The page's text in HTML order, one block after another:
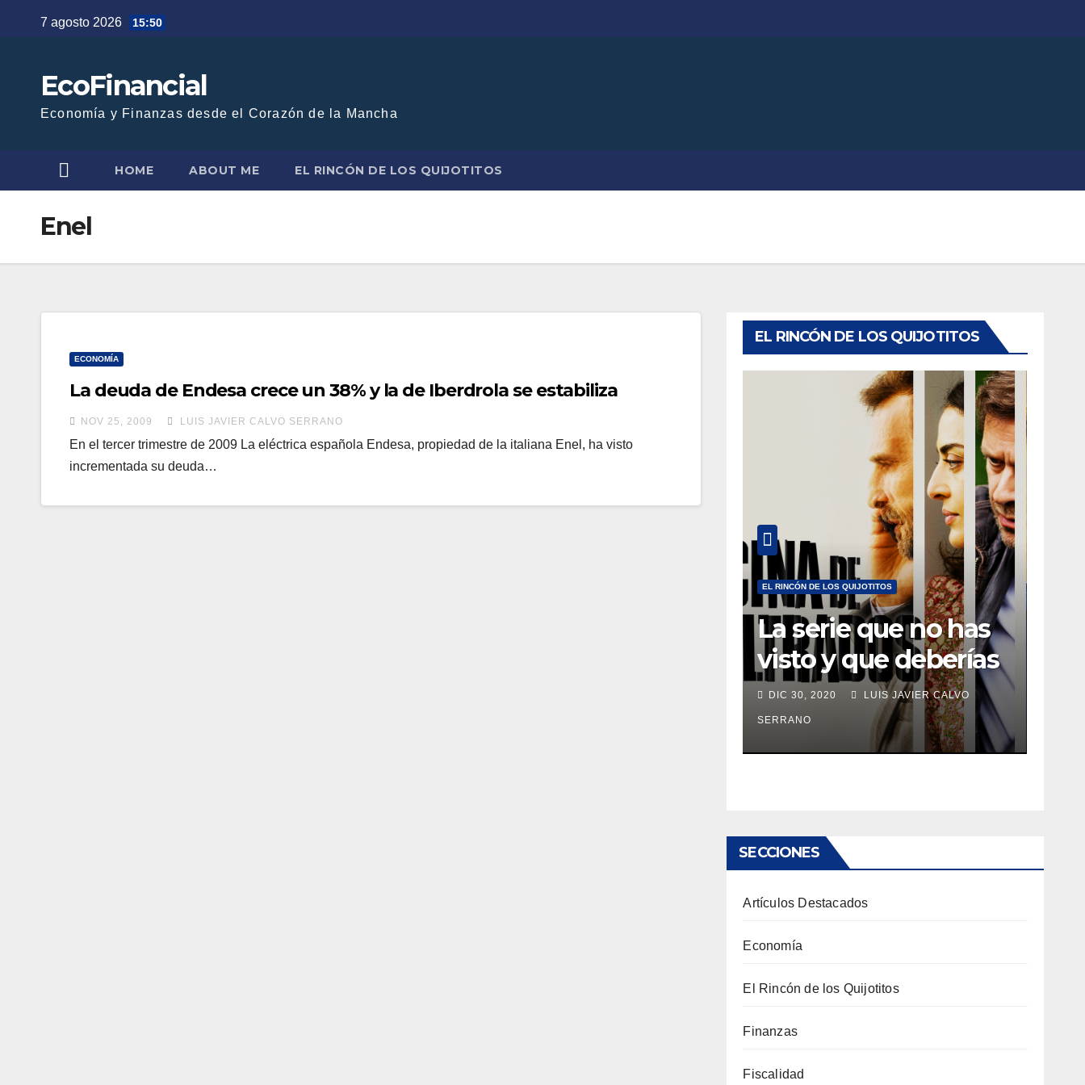
7 agosto 2026 15:50
EcoFinancial
Economía y Finanzas desde el Corazón de la Mancha
HOME ABOUT ME EL RINCÓN DE LOS QUIJOTITOS
Enel
ECONOMÍA
La deuda de Endesa crece un 38% y la de Iberdrola se estabiliza
NOV 25, 2009 LUIS JAVIER CALVO SERRANO
En el tercer trimestre de 2009 La eléctrica española Endesa, propiedad de la italiana Enel, ha visto
incrementada su deuda…
EL RINCÓN DE LOS QUIJOTITOS
EL RINCÓN DE LOS QUIJOTITOS
La serie que no has
visto y que deberías
estar viendo
DIC 30, 2020 LUIS JAVIER CALVO
SERRANO
SECCIONES
Artículos Destacados
Economía
El Rincón de los Quijotitos
Finanzas
Fiscalidad